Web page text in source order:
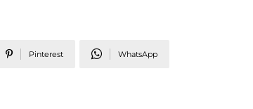
Pinterest WhatsApp